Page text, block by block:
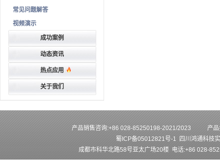
常见问题解答
视频演示
成功案例
动态资讯
热点应用
关于我们
产品销售咨询:+86 028-85250198-2021/2023
产
蜀ICP备05012821号-1 四川鸿通科技
成都市科华北路58号亚太广场20楼 电话:+86 028-